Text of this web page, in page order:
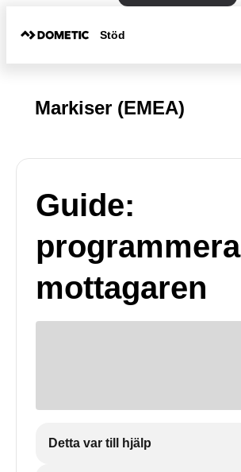
Stöd
Markiser (EMEA)
Guide:
programmera
mottagaren
Detta var till hjälp